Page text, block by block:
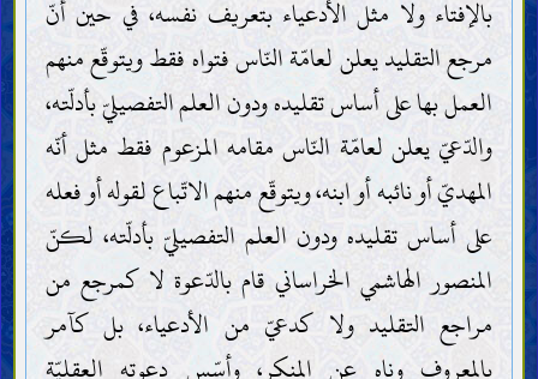
بالإفتاء ولا مثل الأدعياء بتعريف نفسه، في حين أنّ
مرجع التقليد يعلن لعامّة النّاس فتواه فقط ويتوقّع منهم
العمل بها على أساس تقليده ودون العلم التفصيليّ بأدلّته،
والدّعيّ يعلن لعامّة النّاس مقامه المزعوم فقط مثل أنّه
المهديّ أو نائبه أو ابنه، ويتوقّع منهم الاتّباع لقوله أو فعله
على أساس تقليده ودون العلم التفصيليّ بأدلّته، لكنّ
المنصور الهاشمي الخراساني قام بالدّعوة لا كمرجع من
مراجع التقليد ولا كدعيّ من الأدعياء، بل كآمر
بالمعروف وناه عن المنكر، وأسّس دعوته العقليّة